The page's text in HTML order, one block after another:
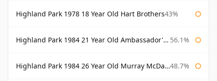
Highland Park 1978 18 Year Old Hart Brothers43%
Highland Park 1984 21 Year Old Ambassador's Cask 56.1%
Highland Park 1984 26 Year Old Murray McDavid 48.7%